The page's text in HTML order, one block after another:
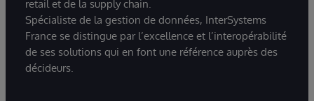
retail et de la supply chain.
Spécialiste de la gestion de données, InterSystems
France se distingue par l’excellence et l’interopérabilité
de ses solutions qui en font une référence auprès des
décideurs.